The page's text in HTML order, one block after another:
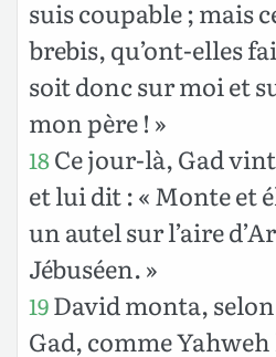
suis coupable ; mais
brebis, qu’ont-elles
soit donc sur moi et
mon père ! »
18Ce jour-là, Gad
et lui dit : « Monte et
un autel sur l’aire
Jébuséen. »
19David monta,
Gad, comme